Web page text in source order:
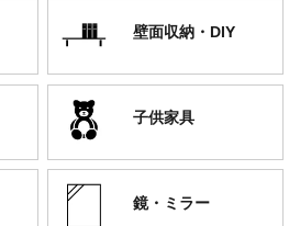
壁面収納・DIY
子供家具
鏡・ミラー